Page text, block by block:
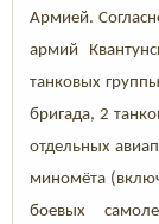
Армией.
армий
танковых
бригада, 2
отдельных
миномёта
боевых